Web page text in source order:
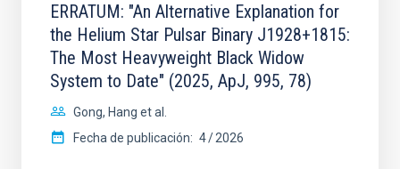
ERRATUM: "An Alternative Explanation for
the Helium Star Pulsar Binary J1928+1815:
The Most Heavyweight Black Widow
System to Date" (2025, ApJ, 995, 78)
Gong, Hang et al.
Fecha de publicación: 4 2026